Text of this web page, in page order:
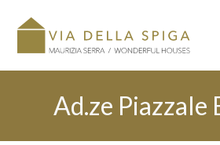
Ad.ze Piazzale